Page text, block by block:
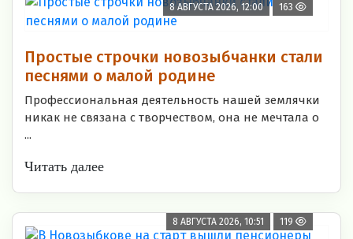
8 АВГУСТА 2026, 12:00 163
Простые строчки новозыбчанки стали
песнями о малой родине
Профессиональная деятельность нашей землячки
никак не связана с творчеством, она не мечтала о
...
Читать далее
8 АВГУСТА 2026, 10:51 119